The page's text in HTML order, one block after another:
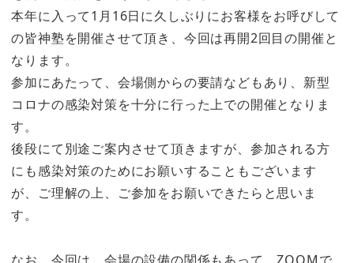
本年に入って1月16日に久しぶりにお客様をお呼びして
の皆神塾を開催させて頂き、今回は再開2回目の開催と
なります。
参加にあたって、会場側からの要請などもあり、新型
コロナの感染対策を十分に行った上での開催となりま
す。
後段にて別途ご案内させて頂きますが、参加される方
にも感染対策のためにお願いすることもございます
が、ご理解の上、ご参加をお願いできたらと思いま
す。